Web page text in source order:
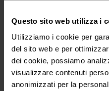
Questo sito web utilizza i
Utilizziamo i cookie per
del sito web e per
dei cookie, possiamo
visualizzare contenuti
anonimizzati per la
Windbreaker
119,95 €
-30%
Saldi estivi